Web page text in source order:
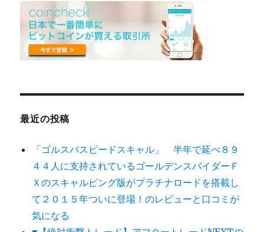
最近の投稿
「ゴルスパスピードスキャル」 半年で延べ８９
４４人に支持されているゴールデンスパイダーＦ
Ｘのスキャルピング版がプラチナロードを搭載し
て２０１５年ついに登場！のレビューと口コミが
気になる